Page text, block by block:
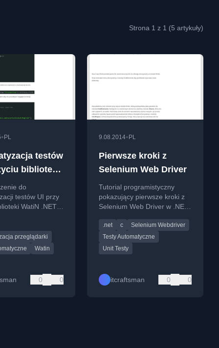
Strona 1 z 1 (5 artykuły)
• PL
testów
biblioteki
do
testów UI przy
WatiN .NET z
użytkownika.
przeglądarki
Watin
0 0
9.08.2014• PL
Pierwsze kroki z
Selenium Web Driver
Tutorial programistyczny
pokazujący pierwsze kroki z
Selenium Web Driver w .NET
interfejsu użytkownika.
.net c
Selenium Webdriver
Testy Automatyczne
Unit Testy
itcraftsman 0 0